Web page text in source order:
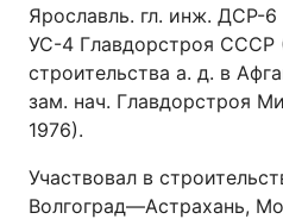
Ярославль. гл. инж. ДСР-6
УС-4 Главдорстроя СССР
строительства а. д. в
зам. нач. Главдорстроя
1976).
Участвовал в
Волгоград—Астрахань,